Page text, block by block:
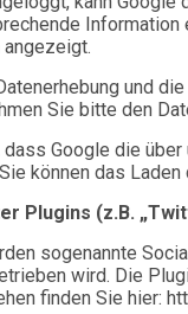
angezeigt.
und
Sie bitte den
dass Google die
können das
Plugins (z.B.
sogenannte
wird. Die
finden Sie hier: